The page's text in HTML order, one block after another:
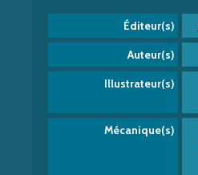
Éditeur(s)
Auteur(s)
Illustrateur(s)
Mécanique(s)